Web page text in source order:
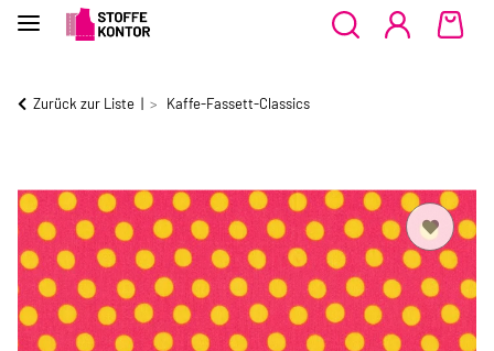
Zurück zur Liste Kaffe-Fassett-Classics